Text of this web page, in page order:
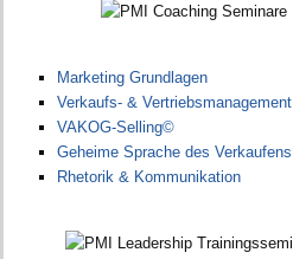
Marketing Grundlagen
Verkaufs- & Vertriebsmanagement
VAKOG-Selling©
Geheime Sprache des Verkaufens
Rhetorik & Kommunikation